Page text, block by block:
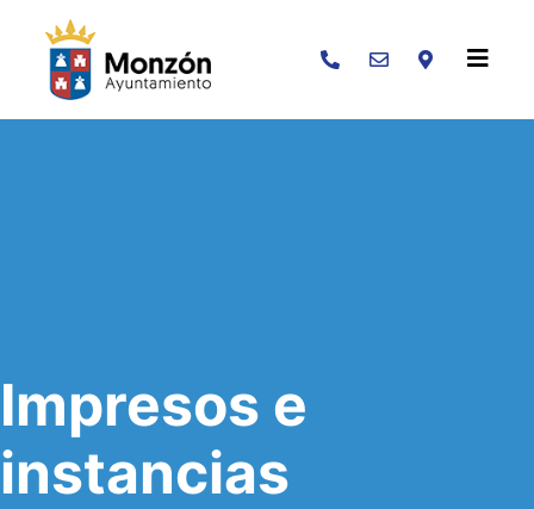
Buscar
Impresos e
instancias